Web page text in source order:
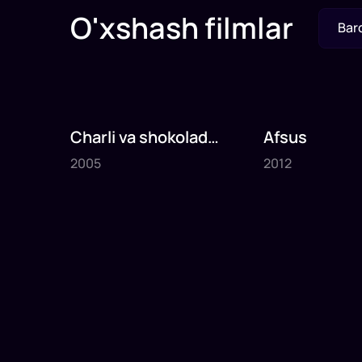
O'xshash filmlar
2005
1x75
Charli va shokolad
fabrikasi
2005
2012
1x80
Afsus
2012